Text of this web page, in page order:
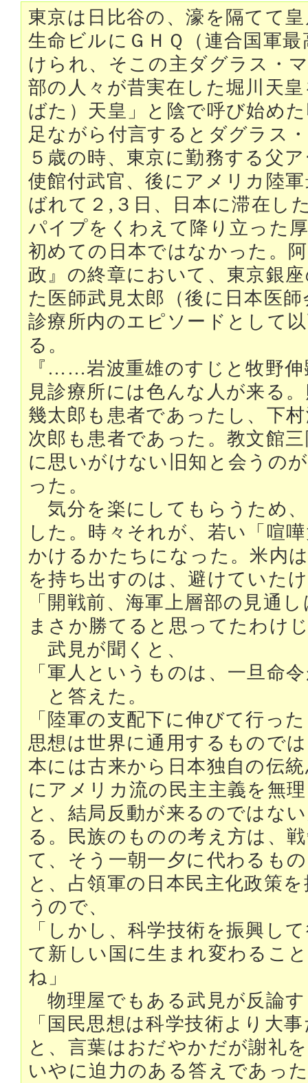
東京は日比谷の、濠を隔てて
生命ビルにＧＨＱ（連合国軍
けられ、そこの主ダグラス・
部の人々が昔実在した堀川天
ばた）天皇」と陰で呼び始め
足ながら付言するとダグラス
５歳の時、東京に勤務する父
使館付武官、後にアメリカ陸
ばれて２,３日、日本に滞在し
パイプをくわえて降り立った
初めての日本ではなかった。
政』の終章において、東京銀
た医師武見太郎（後に日本医
診療所内のエピソードとして
る。
『……岩波重雄のすじと牧野
見診療所には色んな人が来る
幾太郎も患者であったし、下
次郎も患者であった。教文館
に思いがけない旧知と会うの
った。
気分を楽にしてもらうため
した。時々それが、若い「喧
かけるかたちになった。米内
を持ち出すのは、避けていた
「開戦前、海軍上層部の見通
まさか勝てると思ってたわけ
武見が聞くと、
「軍人というものは、一旦命
と答えた。
「陸軍の支配下に伸びて行っ
思想は世界に通用するもので
本には古来から日本独自の伝
にアメリカ流の民主主義を無
と、結局反動が来るのではな
る。民族のものの考え方は、
て、そう一朝一夕に代わるも
と、占領軍の日本民主化政策
うので、
「しかし、科学技術を振興し
て新しい国に生まれ変わるこ
ね」
物理屋でもある武見が反論
「国民思想は科学技術より大
と、言葉はおだやかだが謝礼
いやに迫力のある答えであっ